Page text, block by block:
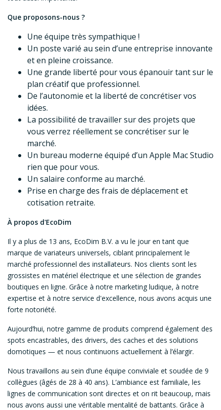
Que proposons-nous ?
Une équipe très sympathique !
Un poste varié au sein d’une entreprise innovante
et en pleine croissance.
Une grande liberté pour vous épanouir tant sur le
plan créatif que professionnel.
De l’autonomie et la liberté de concrétiser vos
idées.
La possibilité de travailler sur des projets que
vous verrez réellement se concrétiser sur le
marché.
Un bureau moderne équipé d’un Apple Mac Studio
rien que pour vous.
Un salaire conforme au marché.
Prise en charge des frais de déplacement et
cotisation retraite.
À propos d'EcoDim
Il y a plus de 13 ans, EcoDim B.V. a vu le jour en tant que
marque de variateurs universels, ciblant principalement le
marché professionnel des installateurs. Nos clients sont les
grossistes en matériel électrique et une sélection de grandes
boutiques en ligne. Grâce à notre marketing ludique, à notre
expertise et à notre service d'excellence, nous avons acquis une
forte notoriété.
Aujourd’hui, notre gamme de produits comprend également des
spots encastrables, des drivers, des caches et des solutions
domotiques — et nous continuons actuellement à l’élargir.
Nous travaillons au sein d’une équipe conviviale et soudée de 9
collègues (âgés de 28 à 40 ans). L’ambiance est familiale, les
lignes de communication sont directes et on rit beaucoup, mais
nous avons aussi une véritable mentalité de battants. Grâce à